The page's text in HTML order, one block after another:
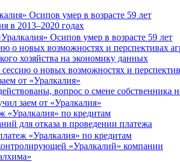
Осипов умер в возрасте 59 лет
в 2013–2020 годах
о новых возможностях и перспективах
хозяйства на экономику данных
от «Уралкалия»
вопрос о смене собственника
«Уралкалия» по кредитам
для отказа в проведении платежа
«Уралкалий» компании